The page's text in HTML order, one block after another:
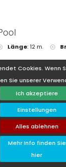
Cookies. Wenn
Sie unserer
Ich akzeptiere
Einstellungen
Alles ablehnen
Mehr Info finden Sie
hier
Länge:12 m.